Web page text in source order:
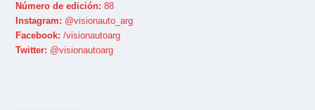
Número de edición: 88
Instagram: @visionauto_arg
Facebook: /visionautoarg
Twitter: @visionautoarg